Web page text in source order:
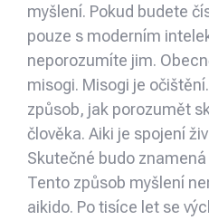
myšlení. Pokud budete
pouze s moderním
neporozumíte jim.
misogi. Misogi je
způsob, jak porozumět
člověka. Aiki je spojení
Skutečné budo
Tento způsob myšlení
aikido. Po tisíce let se